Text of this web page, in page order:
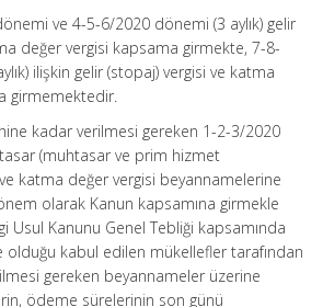
ve 4-5-6/2020 dönemi (3 aylık) gelir
değer vergisi kapsama girmekte, 7-8-
ilişkin gelir (stopaj) vergisi ve katma
girmemektedir.
kadar verilmesi gereken 1-2-3/2020
(muhtasar ve prim hizmet
katma değer vergisi beyannamelerine
olarak Kanun kapsamına girmekle
Usul Kanunu Genel Tebliği kapsamında
kabul edilen mükellefler tarafından
gereken beyannameler üzerine
ödeme sürelerinin son günü